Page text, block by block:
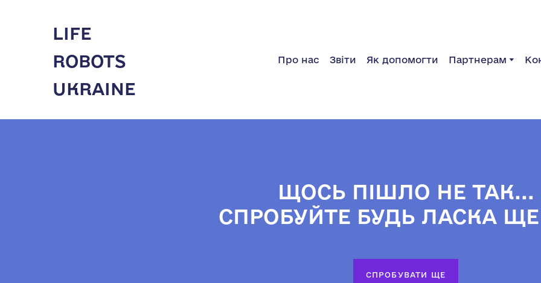
LIFE
ROBOTS
UKRAINE
Про нас Звіти Як допомогти Партнерам
ЩОСЬ ПІШЛО НЕ ТАК...
СПРОБУЙТЕ БУДЬ ЛАСКА ЩЕ
СПРОБУВАТИ ЩЕ